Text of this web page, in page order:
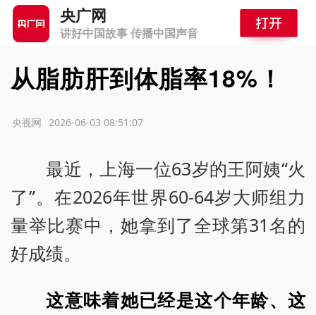
央广网
讲好中国故事 传播中国声音
从脂肪肝到体脂率18%！
2026-06-03 08:51:07
央视网
最近，上海一位63岁的王阿姨“火
了”。在2026年世界60-64岁大师组力
量举比赛中，她拿到了全球第31名的
好成绩。
这意味着她已经是这个年龄、这